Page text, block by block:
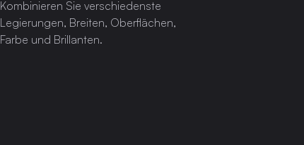
Kombinieren Sie verschiedenste
Legierungen, Breiten, Oberflächen,
Farbe und Brillanten.